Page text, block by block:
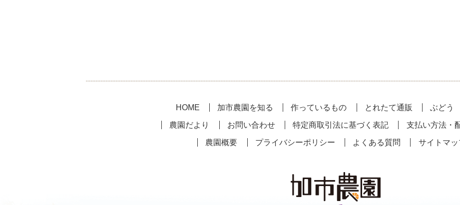
HOME 加市農園を知る 作っているもの とれたて通販 ぶどう
農園だより お問い合わせ 特定商取引法に基づく表記 支払い方法・
農園概要 プライバシーポリシー よくある質問 サイトマッ